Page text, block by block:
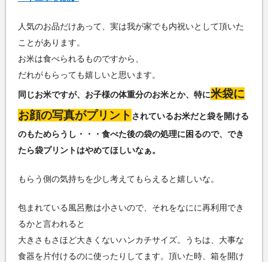
人気のお品だけあって、実は我が家でも内祝いとして頂いた
ことがあります。
お米は食べられるものですから、
だれがもらっても嬉しいと思います。
同じお米ですが、お子様の体重分のお米とか、特に米袋に
お顔の写真がプリント されているお米だと袋を開ける
のもためらうし・・・食べた後の袋の処理に困るので、でき
たら袋プリントはやめてほしいなぁ。
もらう側の気持ちを少し考えてもらえると嬉しいな。
包まれている風呂敷は小さいので、それをなにに再利用でき
るかと言われると
大きさもさほど大きくないハンカチサイズ。うちは、大事な
食器を片付けるのに使ったりしてます。頂いた時、箱を開け